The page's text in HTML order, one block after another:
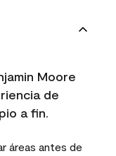
Moore
de
a fin.
áreas antes de